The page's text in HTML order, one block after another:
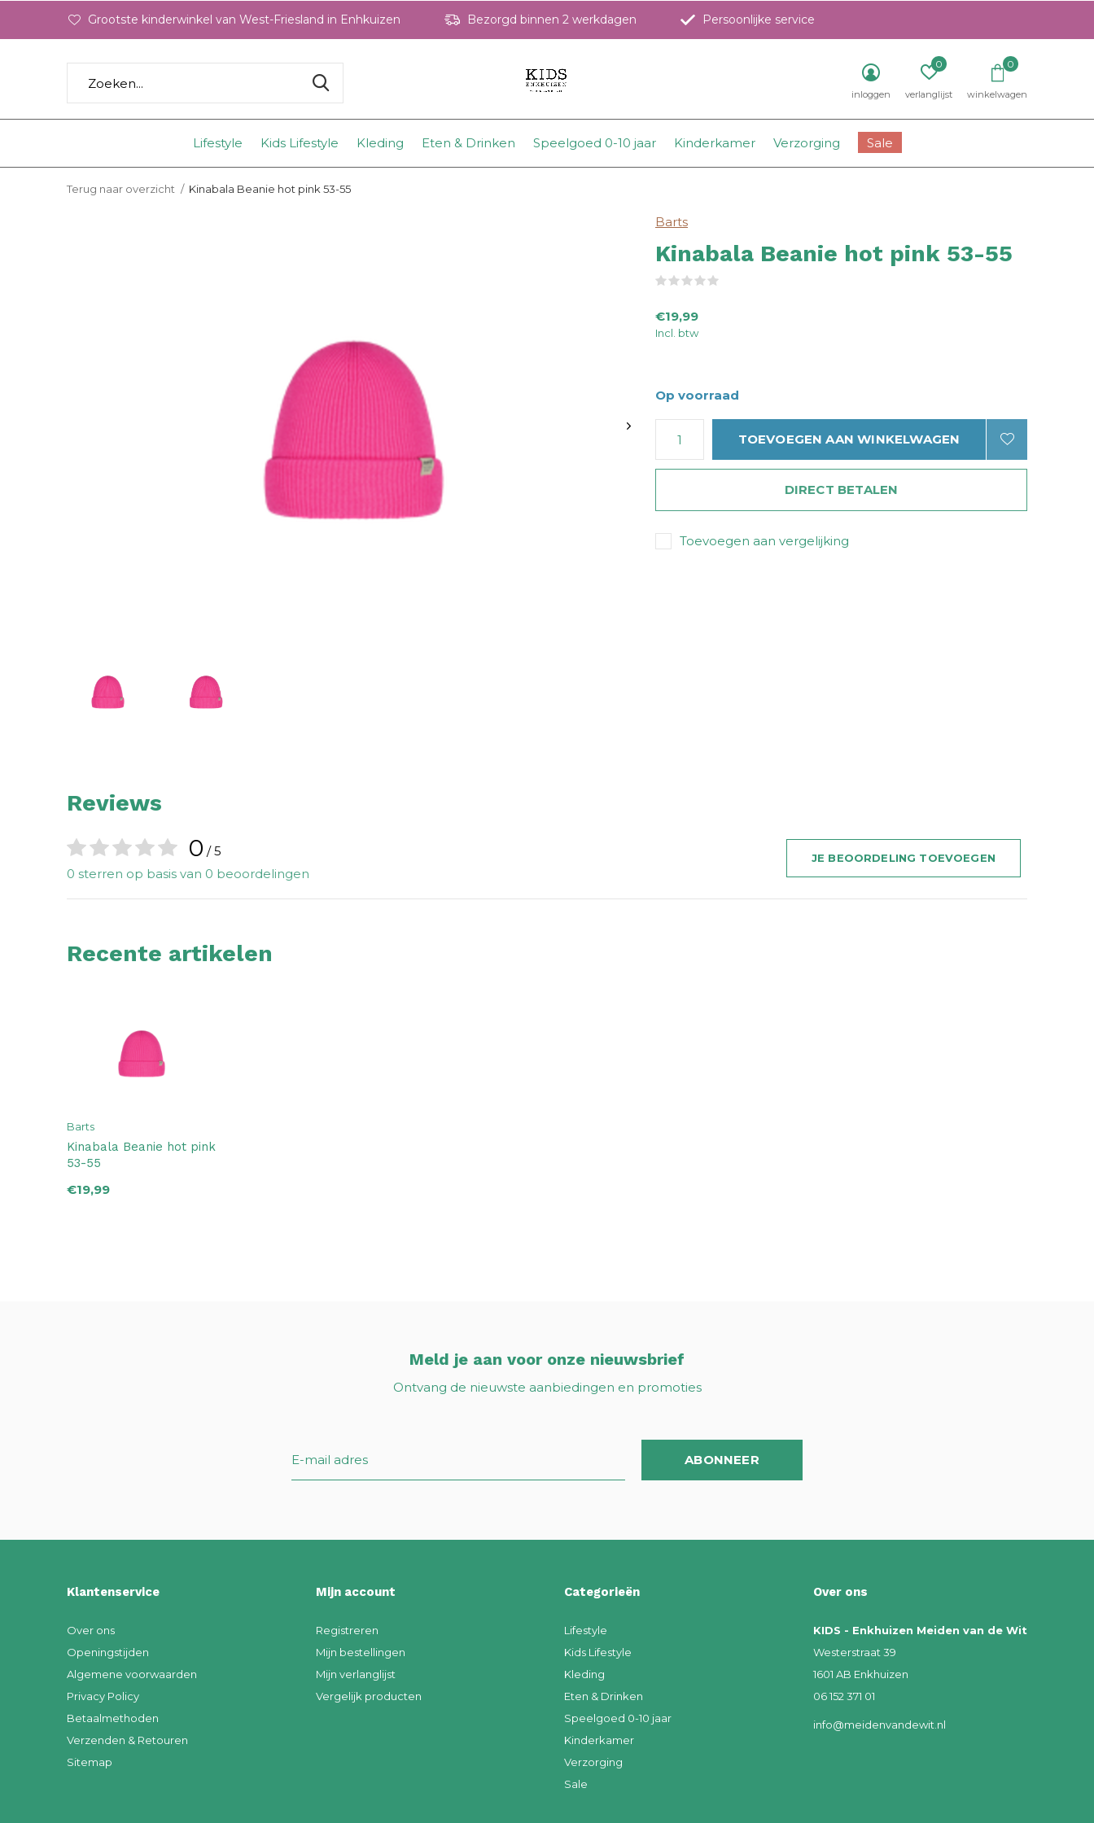
Lifestyle Kids Lifestyle Kleding Eten & Drinken Speelgoed 0-10 jaar Kinderkamer Verzorging Sale
inloggen verlanglijst
0
winkelwagen
0
Grootste kinderwinkel van West-Friesland in Enhkuizen Bezorgd binnen 2 werkdagen Persoonlijke service
Terug naar overzicht Kinabala Beanie hot pink 53-55
Barts
Kinabala Beanie hot pink 53-55
€19,99
Incl. btw
Op voorraad
TOEVOEGEN AAN WINKELWAGEN
DIRECT BETALEN
Toevoegen aan vergelijking
Reviews
0 / 5
0 sterren op basis van 0 beoordelingen
JE BEOORDELING TOEVOEGEN
Recente artikelen
Barts
Kinabala Beanie hot pink
53-55
€19,99
Meld je aan voor onze nieuwsbrief
Ontvang de nieuwste aanbiedingen en promoties
ABONNEER
Klantenservice
Over ons
Openingstijden
Algemene voorwaarden
Privacy Policy
Betaalmethoden
Verzenden & Retouren
Sitemap
Mijn account
Registreren
Mijn bestellingen
Mijn verlanglijst
Vergelijk producten
Categorieën
Lifestyle
Kids Lifestyle
Kleding
Eten & Drinken
Speelgoed 0-10 jaar
Kinderkamer
Verzorging
Sale
Over ons
KIDS - Enkhuizen Meiden van de Wit
Westerstraat 39
1601 AB Enkhuizen
06 152 371 01
info@meidenvandewit.nl